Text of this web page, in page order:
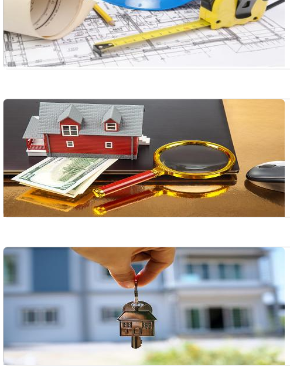
Городок
Смотреть всё
Жашков
АР КРЫМ
Севастополь
Симферополь
Смотреть всё